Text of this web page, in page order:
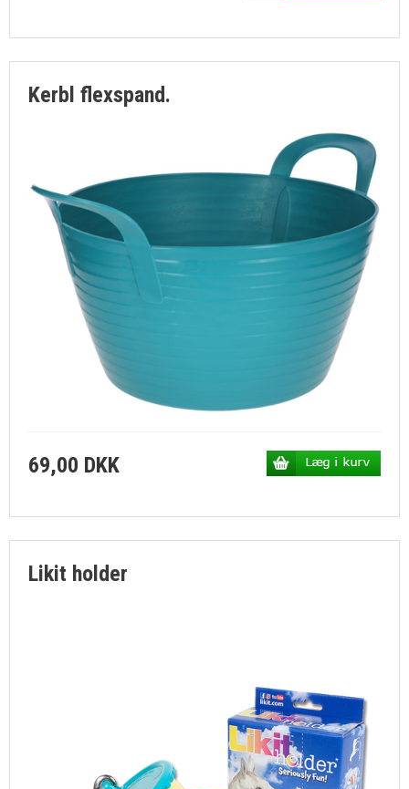
Kerbl flexspand.
69,00 DKK
Likit holder